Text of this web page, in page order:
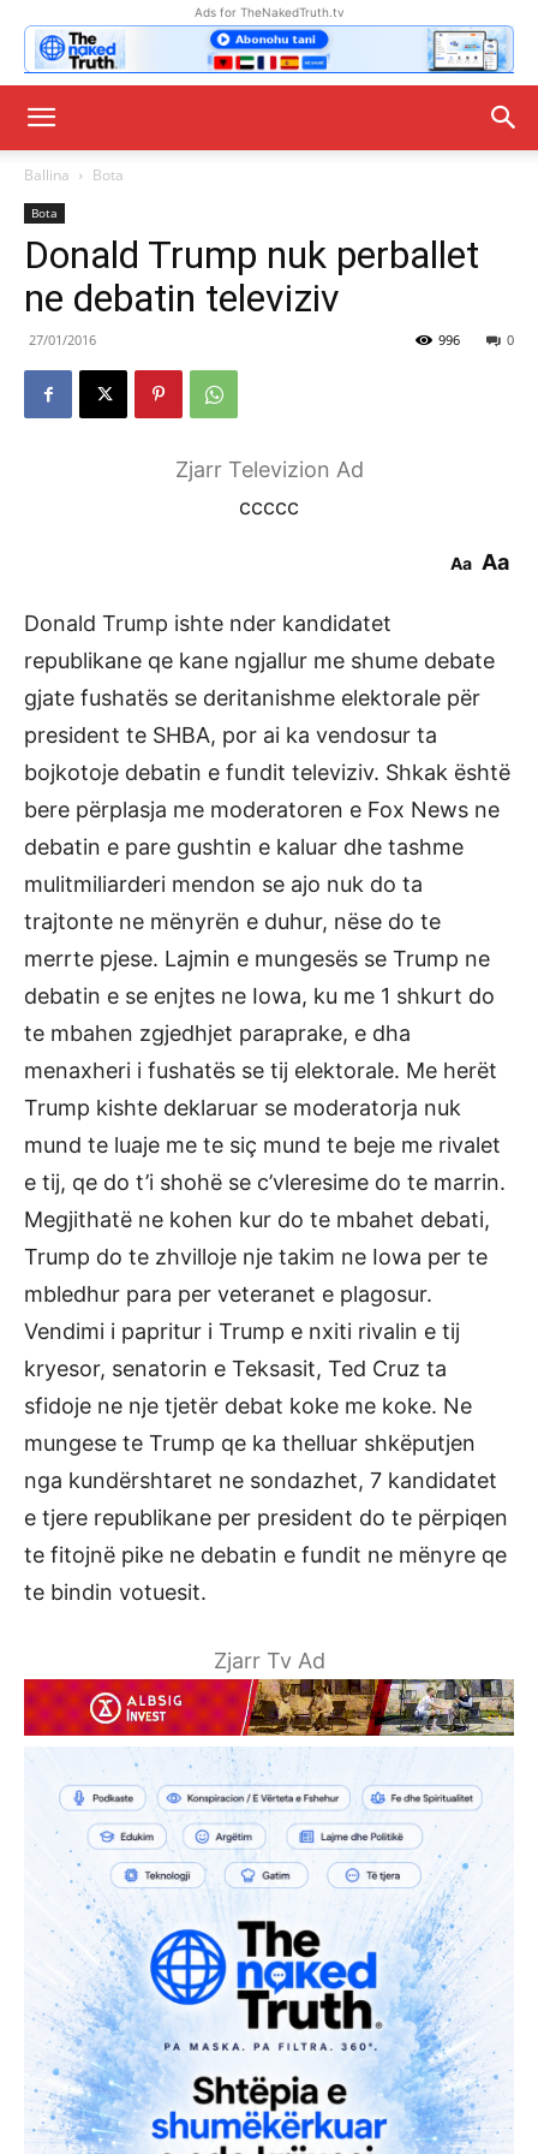
Ads for TheNakedTruth.tv
Ballina Bota
Bota
Donald Trump nuk perballet
ne debatin televiziv
27/01/2016 0
996
Zjarr Televizion Ad
ccccc
Aa Aa
Donald Trump ishte nder kandidatet
republikane qe kane ngjallur me shume debate
gjate fushatës se deritanishme elektorale për
president te SHBA, por ai ka vendosur ta
bojkotoje debatin e fundit televiziv. Shkak është
bere përplasja me moderatoren e Fox News ne
debatin e pare gushtin e kaluar dhe tashme
mulitmiliarderi mendon se ajo nuk do ta
trajtonte ne mënyrën e duhur, nëse do te
merrte pjese. Lajmin e mungesës se Trump ne
debatin e se enjtes ne Iowa, ku me 1 shkurt do
te mbahen zgjedhjet paraprake, e dha
menaxheri i fushatës se tij elektorale. Me herët
Trump kishte deklaruar se moderatorja nuk
mund te luaje me te siç mund te beje me rivalet
e tij, qe do t’i shohë se c’vleresime do te marrin.
Megjithatë ne kohen kur do te mbahet debati,
Trump do te zhvilloje nje takim ne Iowa per te
mbledhur para per veteranet e plagosur.
Vendimi i papritur i Trump e nxiti rivalin e tij
kryesor, senatorin e Teksasit, Ted Cruz ta
sfidoje ne nje tjetër debat koke me koke. Ne
mungese te Trump qe ka thelluar shkëputjen
nga kundërshtaret ne sondazhet, 7 kandidatet
e tjere republikane per president do te përpiqen
te fitojnë pike ne debatin e fundit ne mënyre qe
te bindin votuesit.
Zjarr Tv Ad